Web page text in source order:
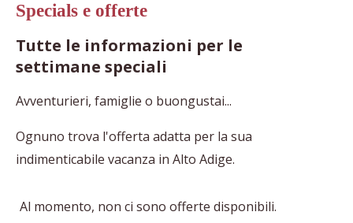
Specials e offerte
Tutte le informazioni per le
settimane speciali
Avventurieri, famiglie o buongustai...
Ognuno trova l'offerta adatta per la sua
indimenticabile vacanza in Alto Adige.
Al momento, non ci sono offerte disponibili.